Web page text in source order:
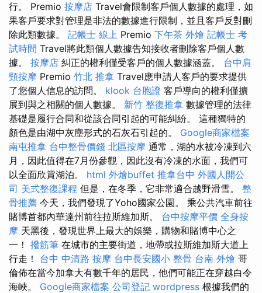
行。 Premio 按摩店 Travel會限制客戶個人數據的處理，如
果客戶要求對管理是非法的數據進行限制，並且客戶反對刪
除此類數據。 記帳士 線上 Premio 下午茶 外燴 記帳士 考
試時間 Travel將此類個人數據告知接收者刪除客戶個人數
據。 按摩店 糾正的權利僅受客戶的個人數據涵蓋。 台中肩
頸按摩 Premio 竹北 推拿 Travel應申請人客戶的要求提供
了您個人信息的訪問。 klook 台胞證 客戶導向的權利僅擴
展到與之相關的個人數據。 新竹 整復推拿 數據管理的法律
基礎是履行合同和從該合同引起的可能糾紛。 這種獨特的
顏色是由湖中灰塵形式的石灰石引起的。 Google商家檔案
南屯推拿 台中整骨價錢 北區按摩 通常，湖的水被冷凍到六
月，因此值得在7月份參觀，因此沒有冷凍的水面，我們可
以全面欣賞湖泊。 html 外燴buffet 推拿台中 外國人開公
司 美式整復課程 但是，在冬季，它非常適合越野滑雪。 整
骨推薦 今天，我們發現了Yoho國家公園。 乘公共汽車前往
賭博首都內華達州前往拉斯維加斯。 台中按摩平價 全身按
摩 天黑後，發現世界上最大的娛樂，購物和賭博中心之
一！ 撥筋筆 在城市的主要街道，地帶或拉斯維加斯大道上
行走！ 台中 中清路 按摩 台中長安國小 整骨 台南 外燴 哥
倫佈在當今加拿大有數千年的居民，他們可能正在穿越白令
海峽。 Google商家檔案 公司登記 wordpress 根據我們的